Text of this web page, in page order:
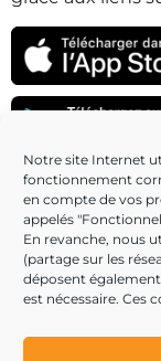
Notre site Internet
fonctionnement
en compte de vos
appelés
En revanche, nous
(partage sur les
déposent
est nécessaire. Ces